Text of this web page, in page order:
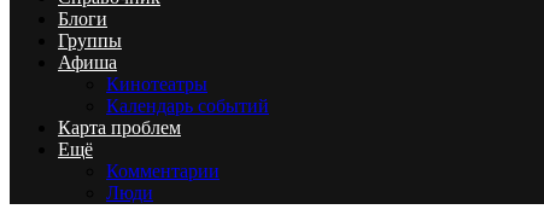
Блоги
Группы
Афиша
Кинотеатры
Календарь событий
Карта проблем
Ещё
Комментарии
Люди